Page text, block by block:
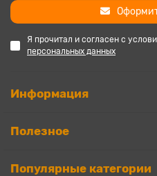
Я прочитал и согласен с
персональных данных
Информация
Полезное
Популярные категории